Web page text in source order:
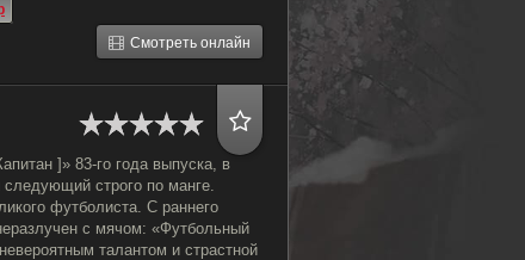
Смотреть онлайн
]» 83-го года выпуска, в
следующий строго по манге.
футболиста. С раннего
с мячом: «Футбольный
талантом и страстной